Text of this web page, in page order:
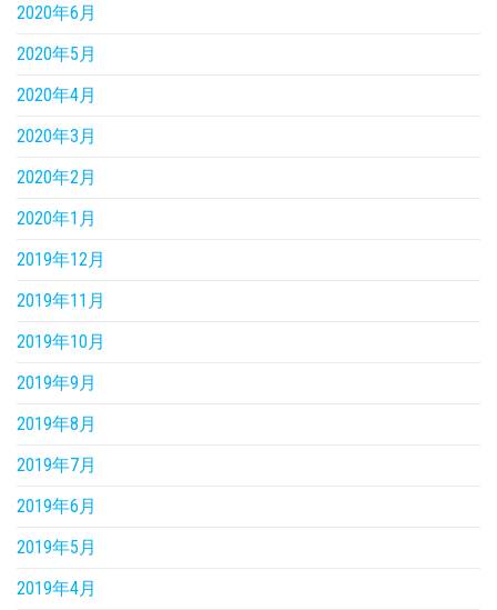
2020年6月
2020年5月
2020年4月
2020年3月
2020年2月
2020年1月
2019年12月
2019年11月
2019年10月
2019年9月
2019年8月
2019年7月
2019年6月
2019年5月
2019年4月